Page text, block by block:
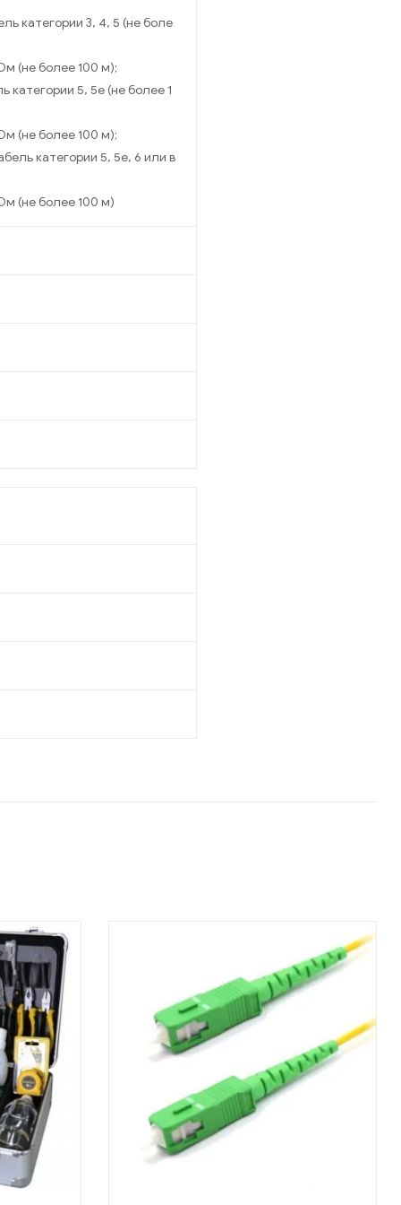
категории 3, 4, 5 (не боле
(не более 100 м);
категории 5, 5е (не более 1
(не более 100 м);
категории 5, 5е, 6 или в
(не более 100 м)